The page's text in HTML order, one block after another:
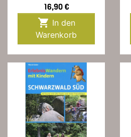
Preis
16,90 €

Warenkorb